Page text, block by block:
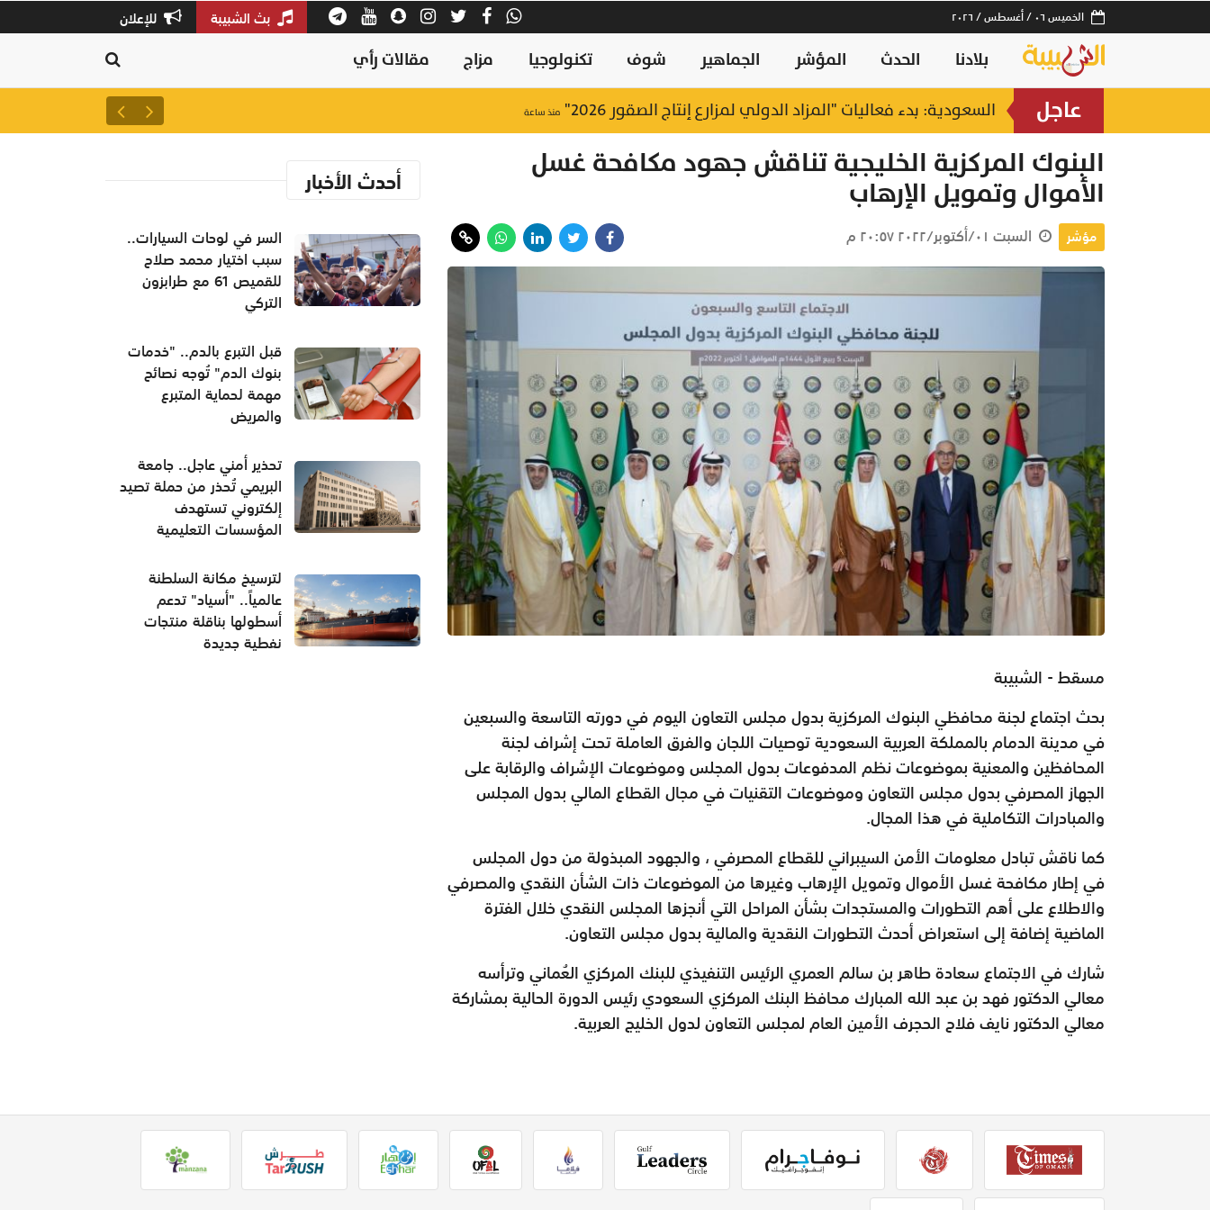
الخميس ٠٦ / أغسطس / ٢٠٢٦ بث الشبيبة للإعلان
بلادنا الحدث المؤشر الجماهير شوف تكنولوجيا مزاج مقالات رأي
عاجل السعودية: بدء فعاليات "المزاد الدولي لمزارع إنتاج الصقور 2026" منذ ساعة لترسيخ مكانة السلطنة
البنوك المركزية الخليجية تناقش جهود مكافحة غسل
الأموال وتمويل الإرهاب
مؤشر السبت ٠١/أكتوبر/٢٠٢٢ ٢٠:٥٧ م
مسقط - الشبيبة
بحث اجتماع لجنة محافظي البنوك المركزية بدول مجلس التعاون اليوم في دورته التاسعة والسبعين
في مدينة الدمام بالمملكة العربية السعودية توصيات اللجان والفرق العاملة تحت إشراف لجنة
المحافظين والمعنية بموضوعات نظم المدفوعات بدول المجلس وموضوعات الإشراف والرقابة على
الجهاز المصرفي بدول مجلس التعاون وموضوعات التقنيات في مجال القطاع المالي بدول المجلس
والمبادرات التكاملية في هذا المجال.
كما ناقش تبادل معلومات الأمن السيبراني للقطاع المصرفي ، والجهود المبذولة من دول المجلس
في إطار مكافحة غسل الأموال وتمويل الإرهاب وغيرها من الموضوعات ذات الشأن النقدي والمصرفي
والاطلاع على أهم التطورات والمستجدات بشأن المراحل التي أنجزها المجلس النقدي خلال الفترة
الماضية إضافة إلى استعراض أحدث التطورات النقدية والمالية بدول مجلس التعاون.
شارك في الاجتماع سعادة طاهر بن سالم العمري الرئيس التنفيذي للبنك المركزي العُماني وترأسه
معالي الدكتور فهد بن عبد الله المبارك محافظ البنك المركزي السعودي رئيس الدورة الحالية بمشاركة
معالي الدكتور نايف فلاح الحجرف الأمين العام لمجلس التعاون لدول الخليج العربية.
أحدث الأخبار
السر في لوحات السيارات..
سبب اختيار محمد صلاح
للقميص 61 مع طرابزون
التركي
قبل التبرع بالدم.. "خدمات
بنوك الدم" تُوجه نصائح
مهمة لحماية المتبرع
والمريض
تحذير أمني عاجل.. جامعة
البريمي تُحذر من حملة تصيد
إلكتروني تستهدف
المؤسسات التعليمية
لترسيخ مكانة السلطنة
عالمياً.. "أسياد" تدعم
أسطولها بناقلة منتجات
نفطية جديدة